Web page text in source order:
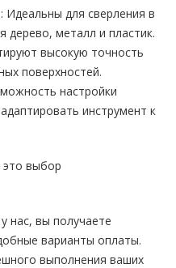
: Идеальны для сверления в
дерево, металл и пластик.
высокую точность
поверхностей.
настройки
инструмент к
выбор
нас, вы получаете
варианты оплаты.
выполнения ваших